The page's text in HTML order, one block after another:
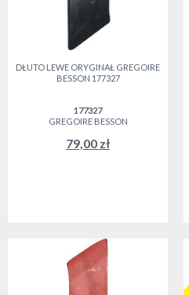
DŁUTO LEWE ORYGINAŁ GREGOIRE
BESSON 177327
177327
GREGOIRE BESSON
79,00 zł